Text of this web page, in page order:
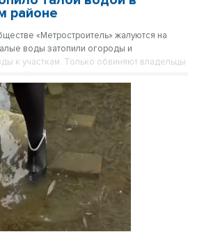
районе
«Метростроитель» жалуются на
воды затопили огороды и
к участкам. Только обвиняют владельцы